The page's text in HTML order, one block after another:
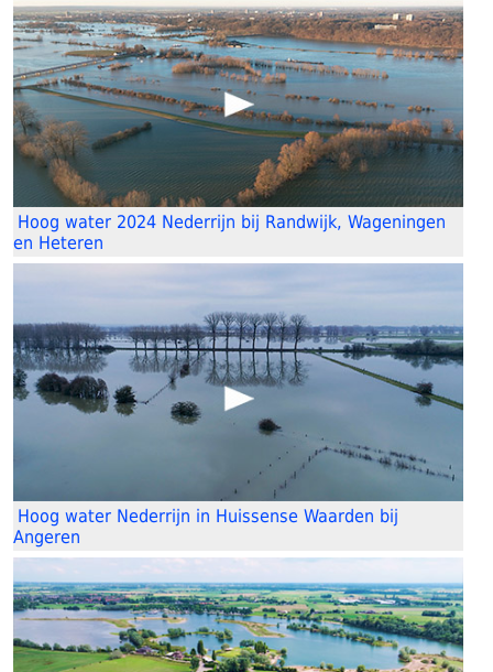
Hoog water 2024 Nederrijn bij Randwijk, Wageningen
en Heteren
Hoog water Nederrijn in Huissense Waarden bij
Angeren